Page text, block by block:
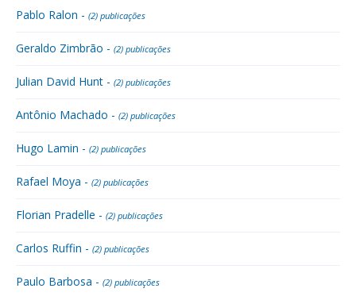
Pablo Ralon - (2) publicações
Geraldo Zimbrão - (2) publicações
Julian David Hunt - (2) publicações
Antônio Machado - (2) publicações
Hugo Lamin - (2) publicações
Rafael Moya - (2) publicações
Florian Pradelle - (2) publicações
Carlos Ruffin - (2) publicações
Paulo Barbosa - (2) publicações